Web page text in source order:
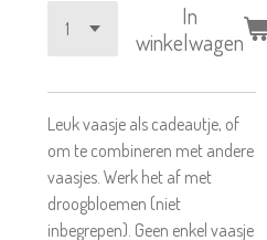
In
winkelwagen
Leuk vaasje als cadeautje, of
om te combineren met andere
vaasjes. Werk het af met
droogbloemen (niet
inbegrepen). Geen enkel vaasje